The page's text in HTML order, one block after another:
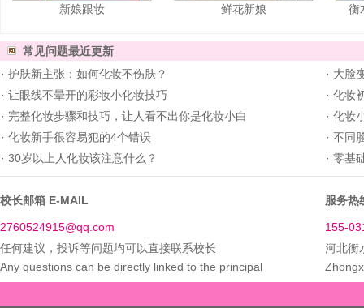
新娘跟妆 鲜花新娘 衡
常见问题最近更新
· 护肤新主张：如何化妆不伤肤？ · 大脸
· 让眼线不晕开的彩妆小化妆技巧 · 化妆
· 完整化妆步骤和技巧，让人看不出你是化妆小白 · 化妆
· 化妆新手很容易犯的4个错误 · 不同
· 30岁以上人化妆该注意什么？ · 零基
校长邮箱 E-MAIL 服务热
2760524915@qq.com
155-
任何建议，投诉等问题均可以直接联系校长
河北衡
Any questions can be directly linked to the principal